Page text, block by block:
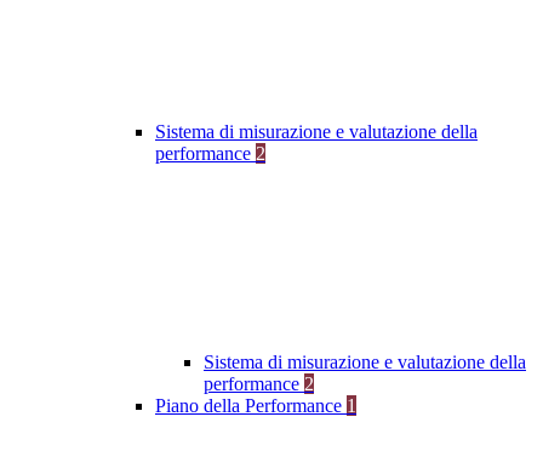
Sistema di misurazione e valutazione della
performance 2
Sistema di misurazione e valutazione della
performance 2
Piano della Performance 1